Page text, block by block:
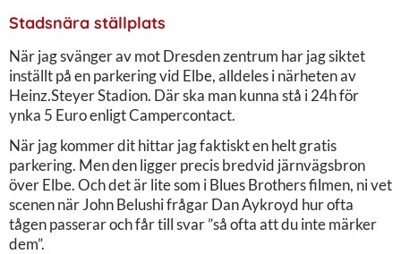
Stadsnära ställplats
När jag svänger av mot Dresden zentrum har jag siktet
inställt på en parkering vid Elbe, alldeles i närheten av
Heinz.Steyer Stadion. Där ska man kunna stå i 24h för
ynka 5 Euro enligt Campercontact.
När jag kommer dit hittar jag faktiskt en helt gratis
parkering. Men den ligger precis bredvid järnvägsbron
över Elbe. Och det är lite som i Blues Brothers filmen, ni vet
scenen när John Belushi frågar Dan Aykroyd hur ofta
tågen passerar och får till svar ”så ofta att du inte märker
dem”.